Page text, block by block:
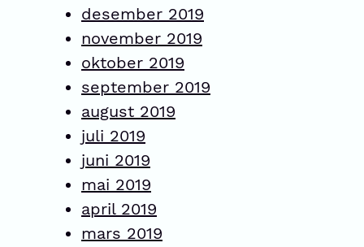
desember 2019
november 2019
oktober 2019
september 2019
august 2019
juli 2019
juni 2019
mai 2019
april 2019
mars 2019